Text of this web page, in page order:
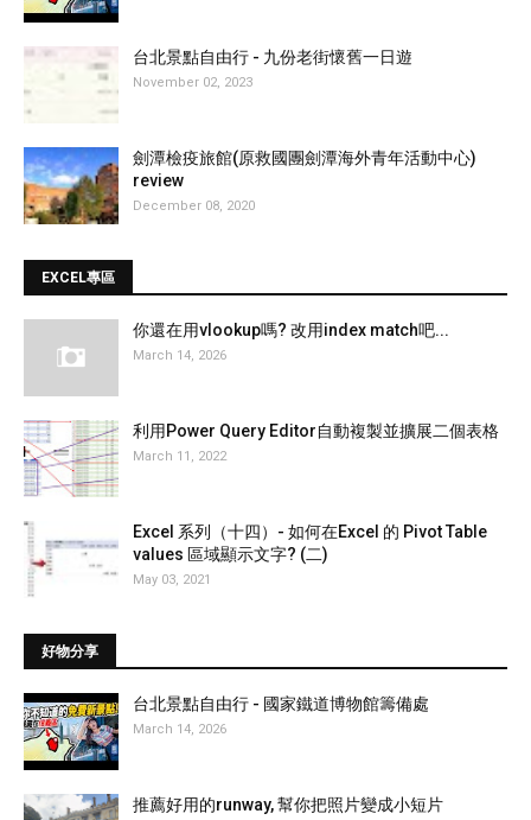
台北景點自由行 - 九份老街懷舊一日遊
November 02, 2023
劍潭檢疫旅館(原救國團劍潭海外青年活動中心)
review
December 08, 2020
EXCEL專區
你還在用vlookup嗎? 改用index match吧...
March 14, 2026
利用Power Query Editor自動複製並擴展二個表格
March 11, 2022
Excel 系列（十四）- 如何在Excel 的 Pivot Table
values 區域顯示文字? (二)
May 03, 2021
好物分享
台北景點自由行 - 國家鐵道博物館籌備處
March 14, 2026
推薦好用的runway, 幫你把照片變成小短片